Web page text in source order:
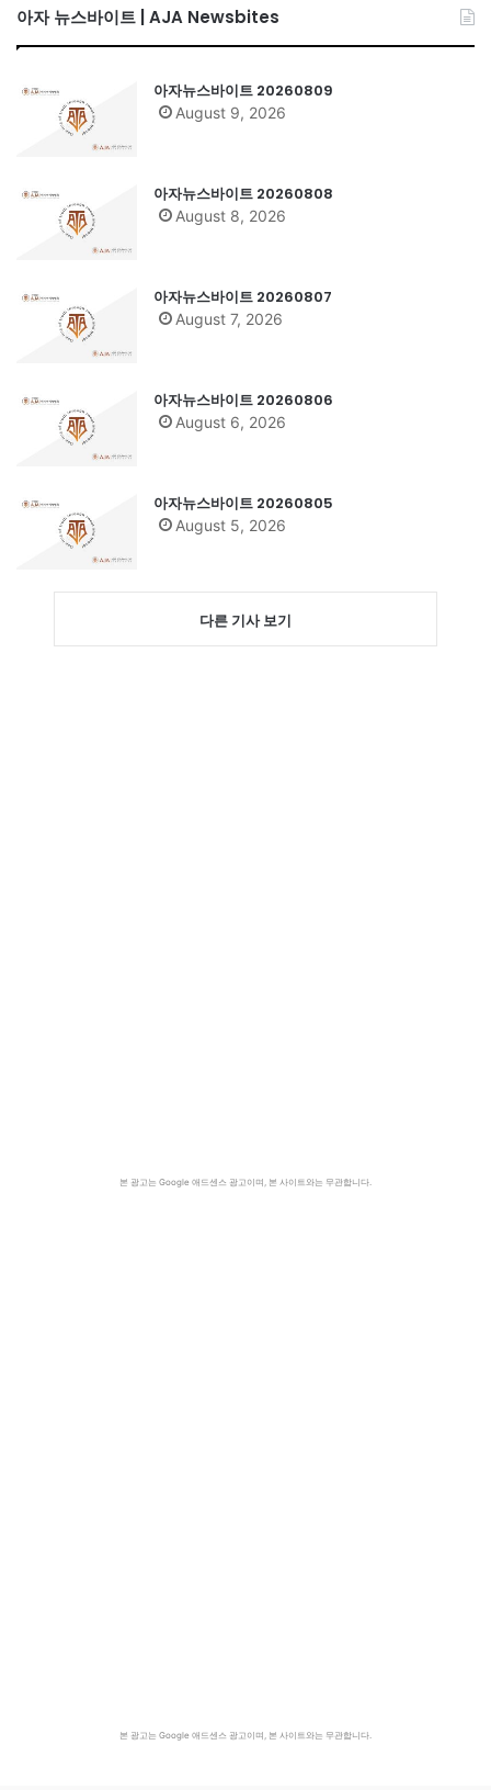
아자 뉴스바이트 | AJA Newsbites
아자뉴스바이트 20260809
August 9, 2026
아자뉴스바이트 20260808
August 8, 2026
아자뉴스바이트 20260807
August 7, 2026
아자뉴스바이트 20260806
August 6, 2026
아자뉴스바이트 20260805
August 5, 2026
다른 기사 보기
본 광고는 Google 애드센스 광고이며, 본 사이트와는 무관합니다.
본 광고는 Google 애드센스 광고이며, 본 사이트와는 무관합니다.